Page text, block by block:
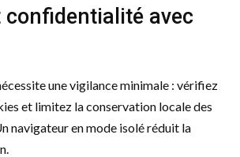
confidentialité avec
une vigilance minimale : vérifiez
et limitez la conservation locale des
navigateur en mode isolé réduit la